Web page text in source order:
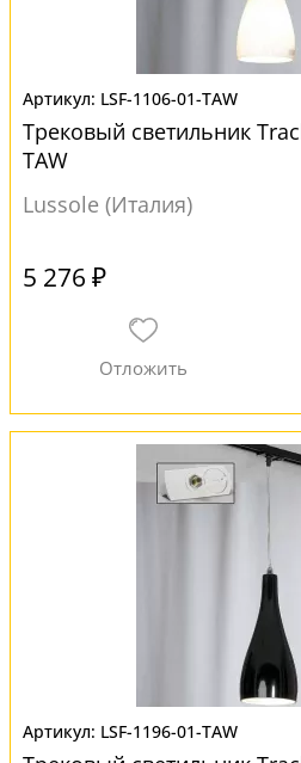
LSF-1106-01-TAW
Трековый светильник
TAW
Lussole (Италия)
5 276 ₽
LSF-1196-01-TAW